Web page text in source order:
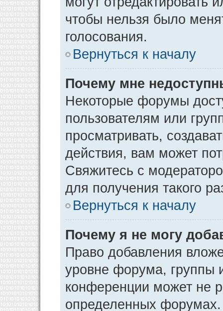
чтобы нельзя было
голосования.
Вернуться к началу
Почему мне
Некоторые форумы
пользователям или
просматривать,
действия, вам может
Свяжитесь с
для получения такого
Вернуться к началу
Почему я не могу
Право добавления
уровне форума, группы
конференции может не
определенных